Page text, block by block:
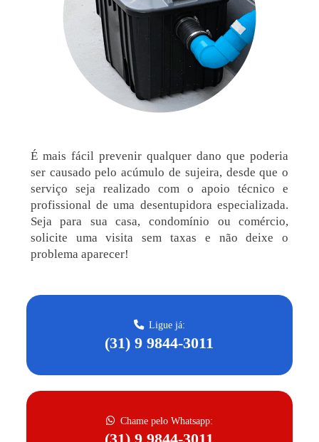
É mais fácil prevenir qualquer dano que poderia
ser causado pelo acúmulo de sujeira, desde que o
serviço seja realizado com o apoio técnico e
profissional de uma desentupidora especializada.
Seja para sua casa, condomínio ou comércio,
solicite uma visita sem taxas e não deixe o
problema aparecer!
Ligue já:
(31) 9 9844-3011
Chame pelo Whatsapp: